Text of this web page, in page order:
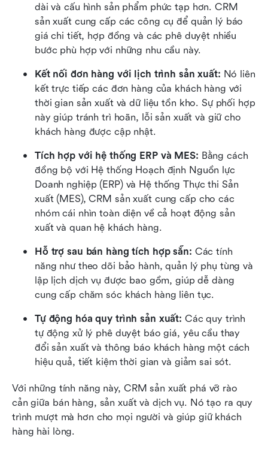
dài và cấu hình sản phẩm phức tạp hơn. CRM
sản xuất cung cấp các công cụ để quản lý báo
giá chi tiết, hợp đồng và các phê duyệt nhiều
bước phù hợp với những nhu cầu này.
Kết nối đơn hàng với lịch trình sản xuất: Nó liên
kết trực tiếp các đơn hàng của khách hàng với
thời gian sản xuất và dữ liệu tồn kho. Sự phối hợp
này giúp tránh trì hoãn, lỗi sản xuất và giữ cho
khách hàng được cập nhật.
Tích hợp với hệ thống ERP và MES: Bằng cách
đồng bộ với Hệ thống Hoạch định Nguồn lực
Doanh nghiệp (ERP) và Hệ thống Thực thi Sản
xuất (MES), CRM sản xuất cung cấp cho các
nhóm cái nhìn toàn diện về cả hoạt động sản
xuất và quan hệ khách hàng.
Hỗ trợ sau bán hàng tích hợp sẵn: Các tính
năng như theo dõi bảo hành, quản lý phụ tùng và
lập lịch dịch vụ được bao gồm, giúp dễ dàng
cung cấp chăm sóc khách hàng liên tục.
Tự động hóa quy trình sản xuất: Các quy trình
tự động xử lý phê duyệt báo giá, yêu cầu thay
đổi sản xuất và thông báo khách hàng một cách
hiệu quả, tiết kiệm thời gian và giảm sai sót.
Với những tính năng này, CRM sản xuất phá vỡ rào
cản giữa bán hàng, sản xuất và dịch vụ. Nó tạo ra quy
trình mượt mà hơn cho mọi người và giúp giữ khách
hàng hài lòng.